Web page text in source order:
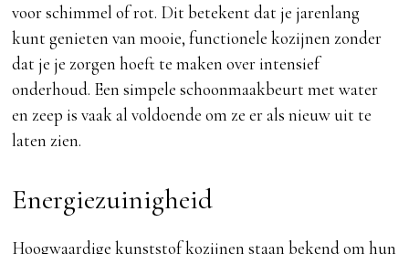
voor schimmel of rot. Dit betekent dat je jarenlang
kunt genieten van mooie, functionele kozijnen zonder
dat je je zorgen hoeft te maken over intensief
onderhoud. Een simpele schoonmaakbeurt met water
en zeep is vaak al voldoende om ze er als nieuw uit te
laten zien.
Energiezuinigheid
Hoogwaardige kunststof kozijnen staan bekend om hun